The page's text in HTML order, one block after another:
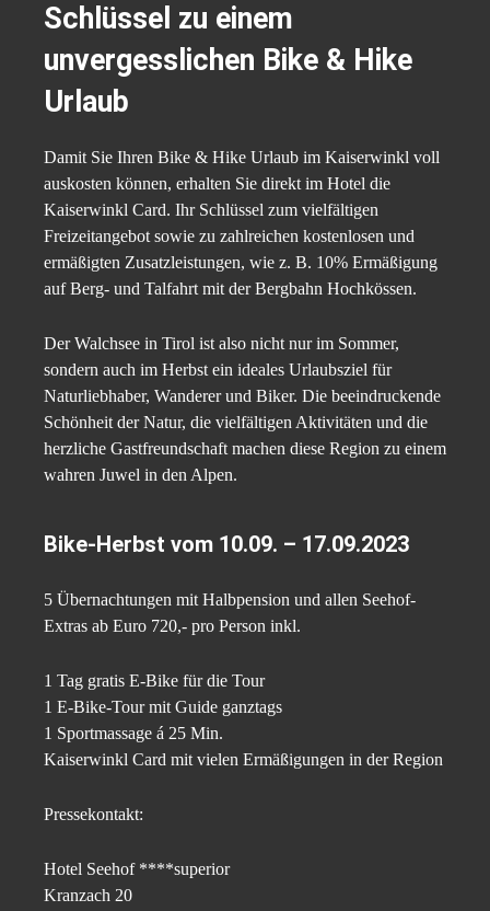
Schlüssel zu einem
unvergesslichen Bike & Hike
Urlaub
Damit Sie Ihren Bike & Hike Urlaub im Kaiserwinkl voll
auskosten können, erhalten Sie direkt im Hotel die
Kaiserwinkl Card. Ihr Schlüssel zum vielfältigen
Freizeitangebot sowie zu zahlreichen kostenlosen und
ermäßigten Zusatzleistungen, wie z. B. 10% Ermäßigung
auf Berg- und Talfahrt mit der Bergbahn Hochkössen.
Der Walchsee in Tirol ist also nicht nur im Sommer,
sondern auch im Herbst ein ideales Urlaubsziel für
Naturliebhaber, Wanderer und Biker. Die beeindruckende
Schönheit der Natur, die vielfältigen Aktivitäten und die
herzliche Gastfreundschaft machen diese Region zu einem
wahren Juwel in den Alpen.
Bike-Herbst vom 10.09. – 17.09.2023
5 Übernachtungen mit Halbpension und allen Seehof-
Extras ab Euro 720,- pro Person inkl.
1 Tag gratis E-Bike für die Tour
1 E-Bike-Tour mit Guide ganztags
1 Sportmassage á 25 Min.
Kaiserwinkl Card mit vielen Ermäßigungen in der Region
Pressekontakt:
Hotel Seehof ****superior
Kranzach 20